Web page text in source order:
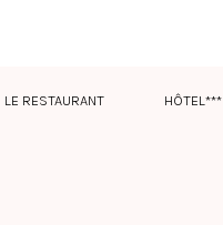
LE RESTAURANT HÔTEL***